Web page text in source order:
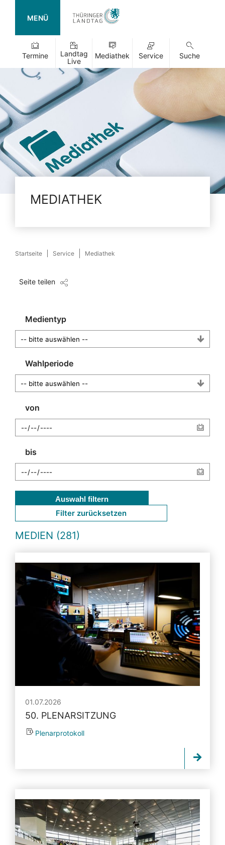
MENÜ
Termine
Landtag
Live
Mediathek Service Suche
MEDIATHEK
Startseite Service Mediathek
Seite teilen
Medientyp
Wahlperiode
von
bis
Auswahl filtern
Filter zurücksetzen
MEDIEN (281)
01.07.2026
50. PLENARSITZUNG
Plenarprotokoll